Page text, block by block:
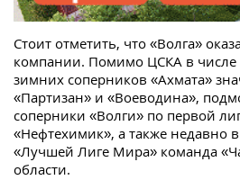
Стоит отметить, что «Волга»
компании. Помимо ЦСКА в числе
зимних соперников «Ахмата»
«Партизан» и «Воеводина»,
соперники «Волги» по первой
«Нефтехимик», а также недавно
«Лучшей Лиге Мира» команда
области.